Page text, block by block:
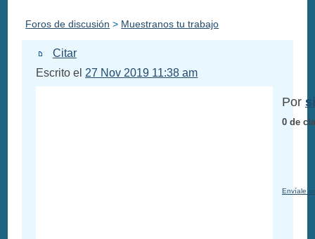
Foros de discusión > Muestranos tu trabajo
Citar
Escrito el 27 Nov 2019 11:38 am
Por
0 de
Envíale